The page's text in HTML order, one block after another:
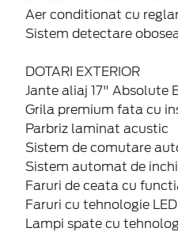
Aer conditionat cu
Sistem detectare
DOTARI EXTERIOR
Jante aliaj 17" Absolute
Grila premium fata cu
Parbriz laminat acustic
Sistem de comutare
Sistem automat de
Faruri de ceata cu
Faruri cu tehnologie
Lampi spate cu